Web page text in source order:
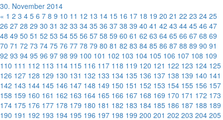
30. November 2014
« 1 2 3 4 5 6 7 8 9 10 11 12 13 14 15 16 17 18 19 20 21 22 23 24 25
26 27 28 29 30 31 32 33 34 35 36 37 38 39 40 41 42 43 44 45 46 47
48 49 50 51 52 53 54 55 56 57 58 59 60 61 62 63 64 65 66 67 68 69
70 71 72 73 74 75 76 77 78 79 80 81 82 83 84 85 86 87 88 89 90 91
92 93 94 95 96 97 98 99 100 101 102 103 104 105 106 107 108 109
110 111 112 113 114 115 116 117 118 119 120 121 122 123 124 125
126 127 128 129 130 131 132 133 134 135 136 137 138 139 140 141
142 143 144 145 146 147 148 149 150 151 152 153 154 155 156 157
158 159 160 161 162 163 164 165 166 167 168 169 170 171 172 173
174 175 176 177 178 179 180 181 182 183 184 185 186 187 188 189
190 191 192 193 194 195 196 197 198 199 200 201 202 203 204 205